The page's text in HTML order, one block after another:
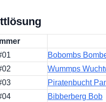
Bobombs
Wummps
Piratenbucht
Bibberberg Bob